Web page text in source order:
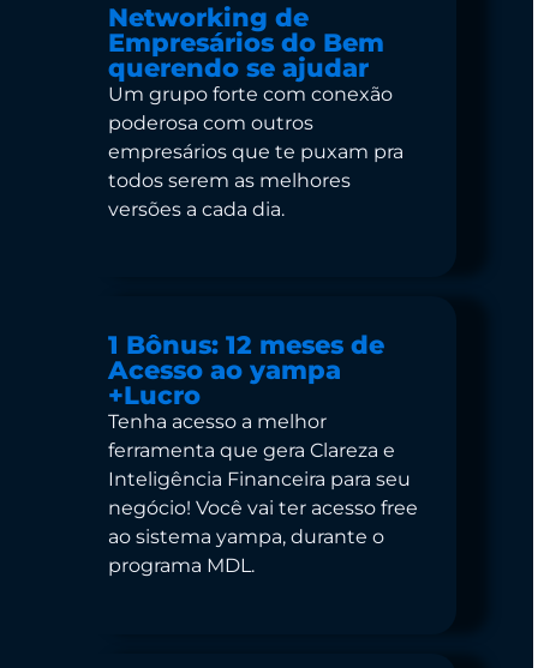
Networking de
Empresários do Bem
querendo se ajudar
Um grupo forte com conexão
poderosa com outros
empresários que te puxam pra
todos serem as melhores
versões a cada dia.
1 Bônus: 12 meses de
Acesso ao yampa
+Lucro
Tenha acesso a melhor
ferramenta que gera Clareza e
Inteligência Financeira para seu
negócio! Você vai ter acesso free
ao sistema yampa, durante o
programa MDL.